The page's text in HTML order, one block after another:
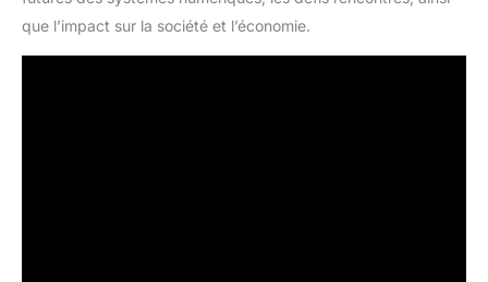
que l’impact sur la société et l’économie.